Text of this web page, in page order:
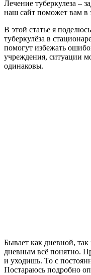
Лечение туберкулеза –
наш сайт поможет вам в
В этой статье я
туберкулёза в
помогут избежать
учреждения, ситуации
одинаковы.
Бывает как дневной,
дневным всё понятно.
и уходишь. То с
Постараюсь подробно